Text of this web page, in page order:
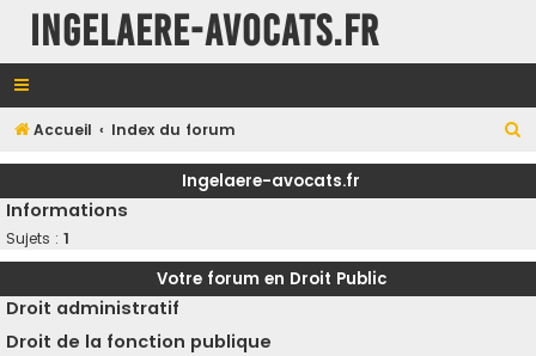
INGELAERE-AVOCATS.FR
Accueil Index du forum
e
Ingelaere-avocats.fr
Informations
Sujets : 1
Votre forum en Droit Public
Droit administratif
Droit de la fonction publique